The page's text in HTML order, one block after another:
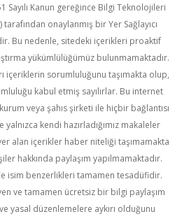
Sayılı Kanun gereğince Bilgi Teknolojileri
onaylanmış bir Yer Sağlayıcı
Bu nedenle, sitedeki içerikleri proaktif
yükümlülüğümüz bulunmamaktadır.
içeriklerin sorumluluğunu taşımakta olup,
kabul etmiş sayılırlar. Bu internet
veya şahıs şirketi ile hiçbir bağlantısı
kendi hazırladığımız makaleler
alan içerikler haber niteliği taşımamakta
hakkında paylaşım yapılmamaktadır.
isim benzerlikleri tamamen tesadüfidir.
ve tamamen ücretsiz bir bilgi paylaşım
yasal düzenlemelere aykırı olduğunu